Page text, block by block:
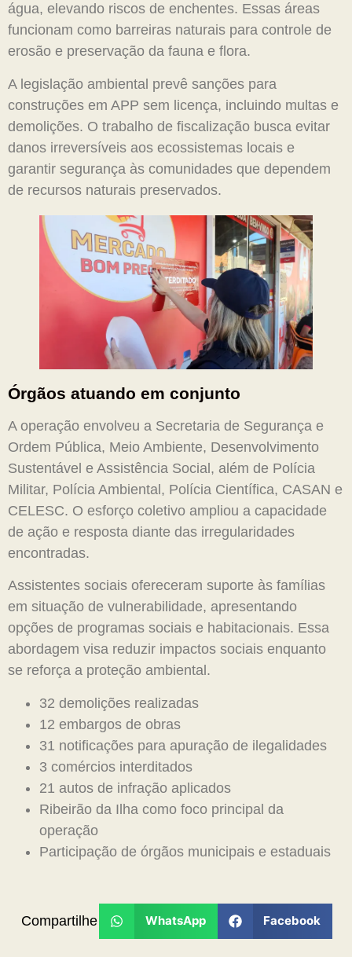
água, elevando riscos de enchentes. Essas áreas
funcionam como barreiras naturais para controle de
erosão e preservação da fauna e flora.
A legislação ambiental prevê sanções para
construções em APP sem licença, incluindo multas e
demolições. O trabalho de fiscalização busca evitar
danos irreversíveis aos ecossistemas locais e
garantir segurança às comunidades que dependem
de recursos naturais preservados.
Órgãos atuando em conjunto
A operação envolveu a Secretaria de Segurança e
Ordem Pública, Meio Ambiente, Desenvolvimento
Sustentável e Assistência Social, além de Polícia
Militar, Polícia Ambiental, Polícia Científica, CASAN e
CELESC. O esforço coletivo ampliou a capacidade
de ação e resposta diante das irregularidades
encontradas.
Assistentes sociais ofereceram suporte às famílias
em situação de vulnerabilidade, apresentando
opções de programas sociais e habitacionais. Essa
abordagem visa reduzir impactos sociais enquanto
se reforça a proteção ambiental.
32 demolições realizadas
12 embargos de obras
31 notificações para apuração de ilegalidades
3 comércios interditados
21 autos de infração aplicados
Ribeirão da Ilha como foco principal da
operação
Participação de órgãos municipais e estaduais
Compartilhe WhatsApp Facebook